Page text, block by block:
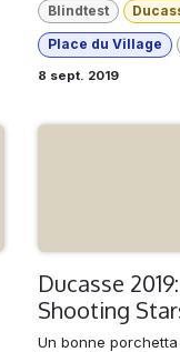
Blindtest
Place du Village
8 sept. 2019
Ducasse
Shooting
Un bonne